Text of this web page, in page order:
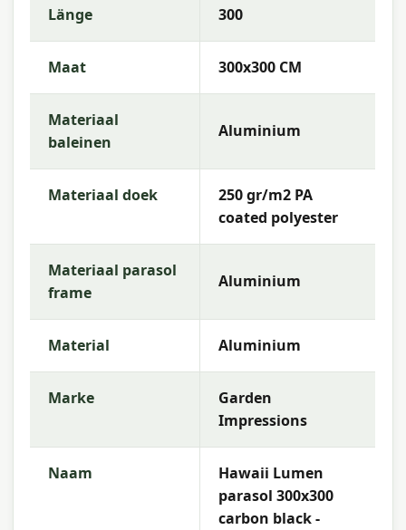
hochwertige Gartenmöbel mit einem
ausgezeichneten Preis-Leistungs-Verhältnis. Wir
bieten ein umfangreiches Sortiment, schnelle
Lieferung und fachkundige Beratung, damit Sie
die beste Wahl für Ihren Außenbereich treffen
können.
Länge 300
Maat 300x300 CM
Materiaal
baleinen
Aluminium
Materiaal doek
250 gr/m2 PA
coated polyester
Materiaal parasol
frame
Aluminium
Material Aluminium
Marke
Garden
Impressions
Naam
Hawaii Lumen
parasol 300x300
carbon black -